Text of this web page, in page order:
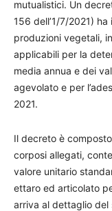
mutualistici. Un
156 dell’1/7/2021)
produzioni vegetali,
applicabili per la
media annua e dei
agevolato e per
2021.
Il decreto è
corposi allegati,
valore unitario
ettaro ed articolato
arriva al dettaglio del